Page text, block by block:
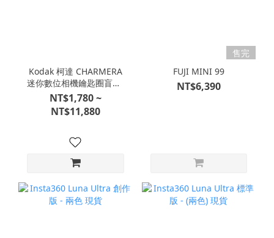
Kodak 柯達 CHARMERA
迷你數位相機鑰匙圈盲盒-
千禧版
NT$1,780 ~
NT$11,880
售完
FUJI MINI 99
NT$6,390